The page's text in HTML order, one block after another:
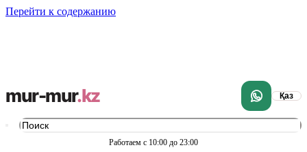
Перейти к содержанию
mur-mur.kz Қаз
Работаем с 10:00 до 23:00